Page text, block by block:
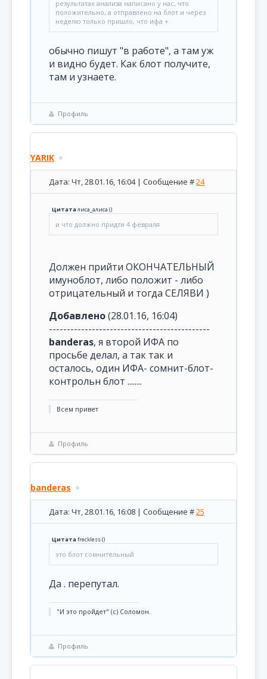
результатах анализа написано у нас, что
положительно, а отправлено на блот и через
неделю только пришло, что ифа +
обычно пишут "в работе", а там уж
и видно будет. Как блот получите,
там и узнаете.
Профиль
YARIK
Дата: Чт, 28.01.16, 16:04 | Сообщение #24
Цитаталиса_алиса ()
и что должно придти 4 февраля
Должен прийти ОКОНЧАТЕЛЬНЫЙ
имуноблот, либо положит - либо
отрицательный и тогда СЕЛЯВИ )
Добавлено(28.01.16, 16:04)
---------------------------------------------
banderas, я второй ИФА по
просьбе делал, а так так и
осталось, один ИФА- сомнит-блот-
контрольн блот ........
Всем привет
Профиль
banderas
Дата: Чт, 28.01.16, 16:08 | Сообщение #25
Цитатаfreckless()
это блот сомнительный
Да . перепутал.
"И это пройдет" (с) Соломон.
Профиль